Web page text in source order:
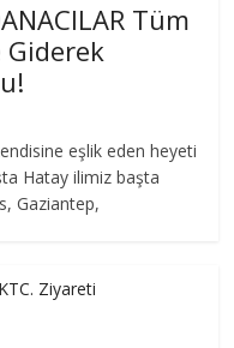
Tüm
Giderek
eşlik eden heyeti
Hatay ilimiz başta
Gaziantep,
Ziyareti